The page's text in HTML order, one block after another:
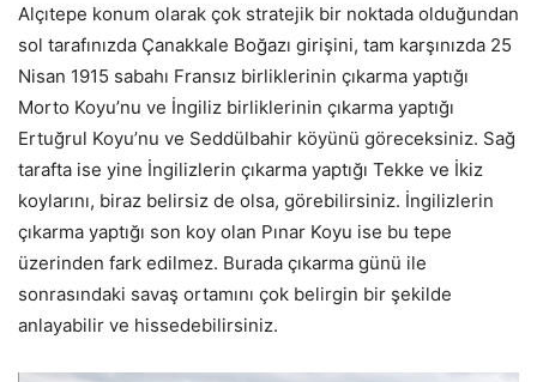
Alçıtepe konum olarak çok stratejik bir noktada olduğundan
sol tarafınızda Çanakkale Boğazı girişini, tam karşınızda 25
Nisan 1915 sabahı Fransız birliklerinin çıkarma yaptığı
Morto Koyu’nu ve İngiliz birliklerinin çıkarma yaptığı
Ertuğrul Koyu’nu ve Seddülbahir köyünü göreceksiniz. Sağ
tarafta ise yine İngilizlerin çıkarma yaptığı Tekke ve İkiz
koylarını, biraz belirsiz de olsa, görebilirsiniz. İngilizlerin
çıkarma yaptığı son koy olan Pınar Koyu ise bu tepe
üzerinden fark edilmez. Burada çıkarma günü ile
sonrasındaki savaş ortamını çok belirgin bir şekilde
anlayabilir ve hissedebilirsiniz.